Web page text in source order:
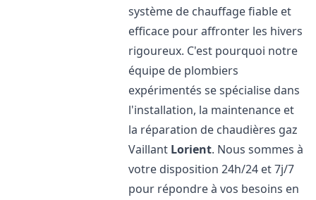
système de chauffage fiable et
efficace pour affronter les hivers
rigoureux. C'est pourquoi notre
équipe de plombiers
expérimentés se spécialise dans
l'installation, la maintenance et
la réparation de chaudières gaz
Vaillant Lorient. Nous sommes à
votre disposition 24h/24 et 7j/7
pour répondre à vos besoins en